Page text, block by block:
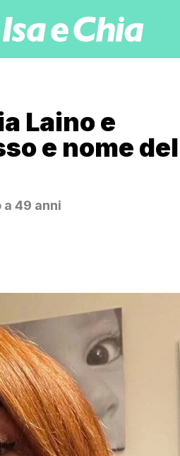
Laino e
e nome del
49 anni